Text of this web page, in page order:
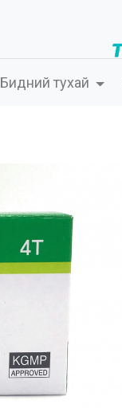
Бидний тухай